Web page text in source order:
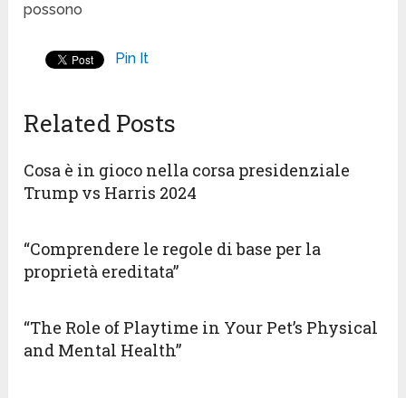
possono
Pin It
Related Posts
Cosa è in gioco nella corsa presidenziale
Trump vs Harris 2024
“Comprendere le regole di base per la
proprietà ereditata”
“The Role of Playtime in Your Pet’s Physical
and Mental Health”